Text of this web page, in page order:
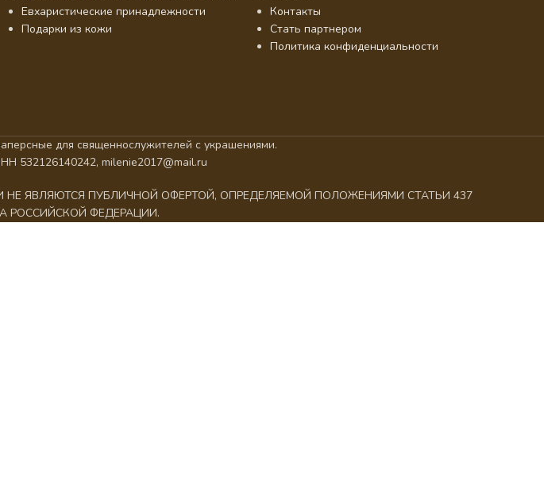
Евхаристические принадлежности
Подарки из кожи
Контакты
Стать партнером
Политика конфиденциальности
для священнослужителей с украшениями.
532126140242, milenie2017@mail.ru
ЯВЛЯЮТСЯ ПУБЛИЧНОЙ ОФЕРТОЙ, ОПРЕДЕЛЯЕМОЙ ПОЛОЖЕНИЯМИ СТАТЬИ 437
РОССИЙСКОЙ ФЕДЕРАЦИИ.